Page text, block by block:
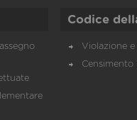
Codice
Violazione
Censimento